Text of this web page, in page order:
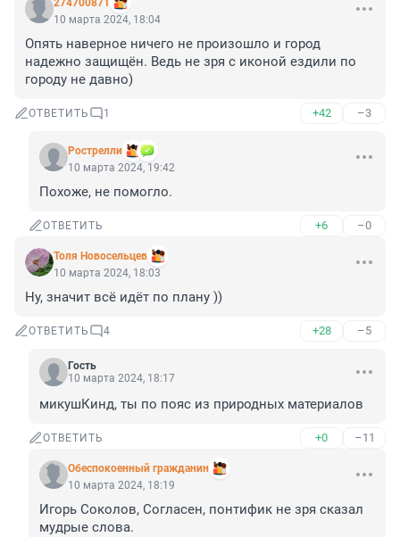
274700871
10 марта 2024, 18:04
Опять наверное ничего не произошло и город
надежно защищён. Ведь не зря с иконой ездили по
городу не давно)
ОТВЕТИТЬ 1 +42 –3
Рострелли
10 марта 2024, 19:42
Похоже, не помогло.
ОТВЕТИТЬ +6 –0
Толя Новосельцев
10 марта 2024, 18:03
Ну, значит всё идёт по плану ))
ОТВЕТИТЬ 4 +28 –5
Гость
10 марта 2024, 18:17
микушКинд, ты по пояс из природных материалов
ОТВЕТИТЬ +0 –11
Обеспокоенный гражданин
10 марта 2024, 18:19
Игорь Соколов, Согласен, понтифик не зря сказал
мудрые слова.